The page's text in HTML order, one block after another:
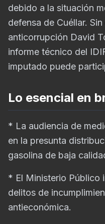
debido a la situación
defensa de Cuéllar.
anticorrupción David
informe técnico del
imputado puede
Lo esencial en
* La audiencia de
en la presunta
gasolina de baja
* El Ministerio Público
delitos de
antieconómica.